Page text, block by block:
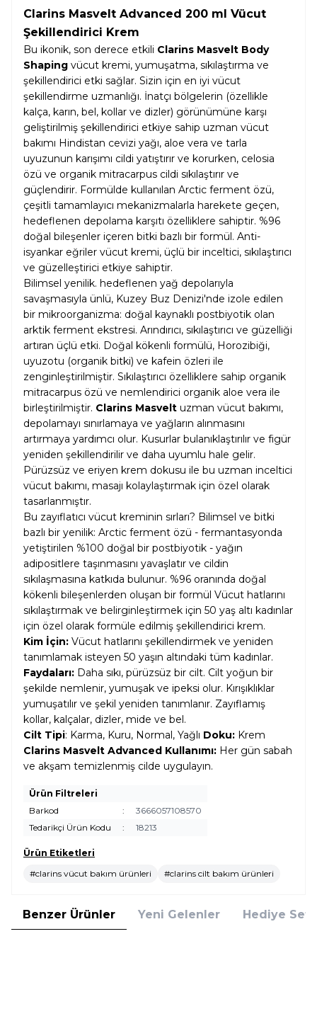
Clarins Masvelt Advanced 200 ml Vücut
Şekillendirici Krem
Bu ikonik, son derece etkili Clarins Masvelt Body
Shaping vücut kremi, yumuşatma, sıkılaştırma ve
şekillendirici etki sağlar. Sizin için en iyi vücut
şekillendirme uzmanlığı. İnatçı bölgelerin (özellikle
kalça, karın, bel, kollar ve dizler) görünümüne karşı
geliştirilmiş şekillendirici etkiye sahip uzman vücut
bakımı Hindistan cevizi yağı, aloe vera ve tarla
uyuzunun karışımı cildi yatıştırır ve korurken, celosia
özü ve organik mitracarpus cildi sıkılaştırır ve
güçlendirir. Formülde kullanılan Arctic ferment özü,
çeşitli tamamlayıcı mekanizmalarla harekete geçen,
hedeflenen depolama karşıtı özelliklere sahiptir. %96
doğal bileşenler içeren bitki bazlı bir formül. Anti-
isyankar eğriler vücut kremi, üçlü bir inceltici, sıkılaştırıcı
ve güzelleştirici etkiye sahiptir.
Bilimsel yenilik. hedeflenen yağ depolarıyla
savaşmasıyla ünlü, Kuzey Buz Denizi'nde izole edilen
bir mikroorganizma: doğal kaynaklı postbiyotik olan
arktik ferment ekstresi. Arındırıcı, sıkılaştırıcı ve güzelliği
artıran üçlü etki. Doğal kökenli formülü, Horozibiği,
uyuzotu (organik bitki) ve kafein özleri ile
zenginleştirilmiştir. Sıkılaştırıcı özelliklere sahip organik
mitracarpus özü ve nemlendirici organik aloe vera ile
birleştirilmiştir. Clarins Masvelt uzman vücut bakımı,
depolamayı sınırlamaya ve yağların alınmasını
artırmaya yardımcı olur. Kusurlar bulanıklaştırılır ve figür
yeniden şekillendirilir ve daha uyumlu hale gelir.
Pürüzsüz ve eriyen krem ​​dokusu ile bu uzman inceltici
vücut bakımı, masajı kolaylaştırmak için özel olarak
tasarlanmıştır.
Bu zayıflatıcı vücut kreminin sırları? Bilimsel ve bitki
bazlı bir yenilik: Arctic ferment özü - fermantasyonda
yetiştirilen %100 doğal bir postbiyotik - yağın
adipositlere taşınmasını yavaşlatır ve cildin
sıkılaşmasına katkıda bulunur. %96 oranında doğal
kökenli bileşenlerden oluşan bir formül Vücut hatlarını
sıkılaştırmak ve belirginleştirmek için 50 yaş altı kadınlar
için özel olarak formüle edilmiş şekillendirici krem.
Kim İçin: Vücut hatlarını şekillendirmek ve yeniden
tanımlamak isteyen 50 yaşın altındaki tüm kadınlar.
Faydaları: Daha sıkı, pürüzsüz bir cilt. Cilt yoğun bir
şekilde nemlenir, yumuşak ve ipeksi olur. Kırışıklıklar
yumuşatılır ve şekil yeniden tanımlanır. Zayıflamış
kollar, kalçalar, dizler, mide ve bel.
Cilt Tipi: Karma, Kuru, Normal, Yağlı Doku: Krem
Clarins Masvelt Advanced Kullanımı: Her gün sabah
ve akşam temizlenmiş cilde uygulayın.
Ürün Filtreleri
Barkod
:
3666057108570
Tedarikçi Ürün Kodu
: 18213
Ürün Etiketleri
#clarins vücut bakım ürünleri
#clarins cilt bakım ürünleri
Benzer Ürünler Yeni Gelenler Hediye